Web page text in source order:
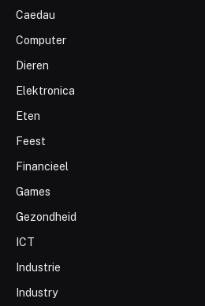
Caedau
Computer
Dieren
Elektronica
Eten
Feest
Financieel
Games
Gezondheid
ICT
Industrie
Industry